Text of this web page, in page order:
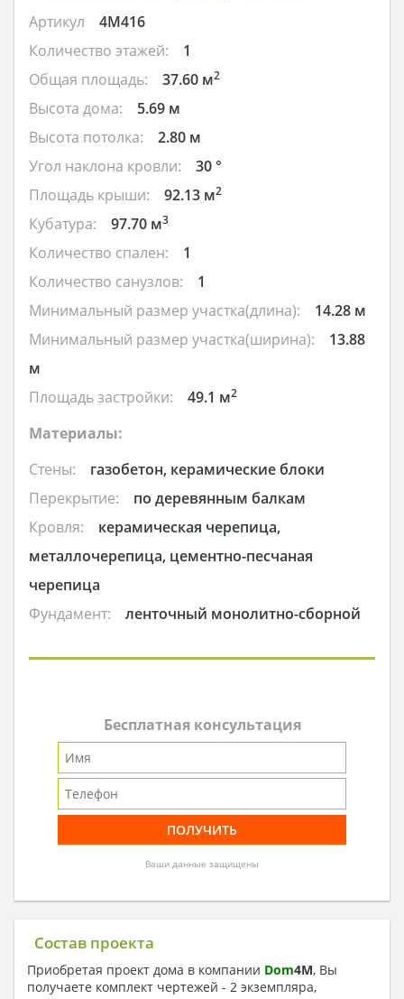
Артикул
4M416
Количество этажей:
1
Общая площадь:
37.60 м2
Высота дома:
5.69 м
Высота потолка:
2.80 м
Угол наклона кровли:
30 °
Площадь крыши:
92.13 м2
Кубатура: 97.70 м3
Количество спален:
1
Количество санузлов:
1
Минимальный размер участка(длина):
14.28 м
Минимальный размер участка(ширина):
13.88
м
Площадь застройки:
49.1 м2
Материалы:
Стены:
газобетон, керамические блоки
Перекрытие:
по деревянным балкам
Кровля:
керамическая черепица,
металлочерепица, цементно-песчаная
черепица
Фундамент:
ленточный монолитно-сборной
Бесплатная консультация
Ваши данные защищены
Состав проекта
Приобретая проект дома в компании Dom4M, Вы
получаете комплект чертежей - 2 экземпляра,